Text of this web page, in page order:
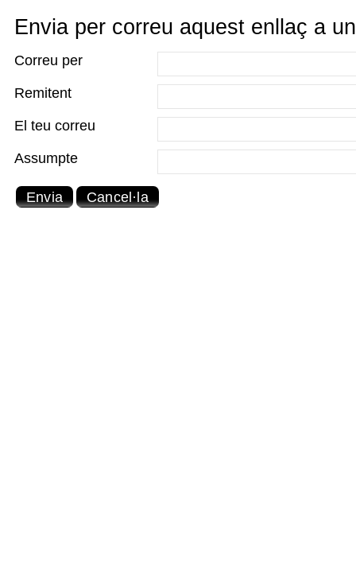
Envia per correu aquest enllaç a
Correu per
Remitent
El teu correu
Assumpte
Envia Cancel·la